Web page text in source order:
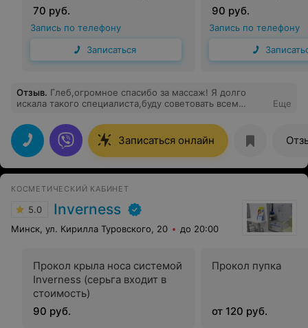
70 руб.
Запись по телефону
Записаться
90 руб.
Запись по телефону
Отзыв. Глеб,огромное спасибо за массаж! Я долго
искала такого специалиста,буду советовать всем
Еще
Записаться онлайн
КОСМЕТИЧЕСКИЙ КАБИНЕТ
5.0 Inverness
Минск, ул. Кирилла Туровского, 20 до 20:00
Прокол крыла носа системой
Inverness (серьга входит в
стоимость)
90 руб.
Прокол пупка
от 120 руб.